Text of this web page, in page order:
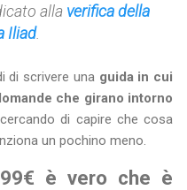
alla verifica della
Iliad.
di scrivere una guida in cui
che girano intorno
di capire che cosa
un pochino meno.
è vero che è